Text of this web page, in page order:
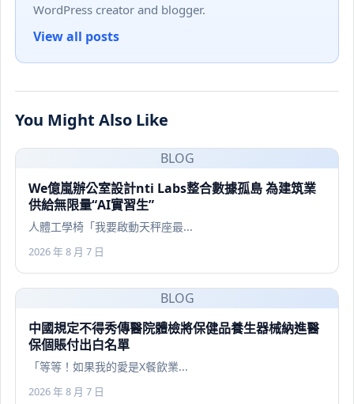
WordPress creator and blogger.
View all posts
You Might Also Like
BLOG
We億嵐辦公室設計nti Labs整合數據孤島 為建筑業
供給無限量“AI實習生”
人體工學椅「我要啟動天秤座最...
2026 年 8 月 7 日
BLOG
中國規定不得秀傳醫院體檢將保健品養生器械納進醫
保個賬付出白名單
「等等！如果我的愛是X餐飲業...
2026 年 8 月 7 日